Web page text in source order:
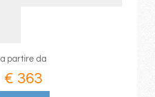
a partire da
€ 363